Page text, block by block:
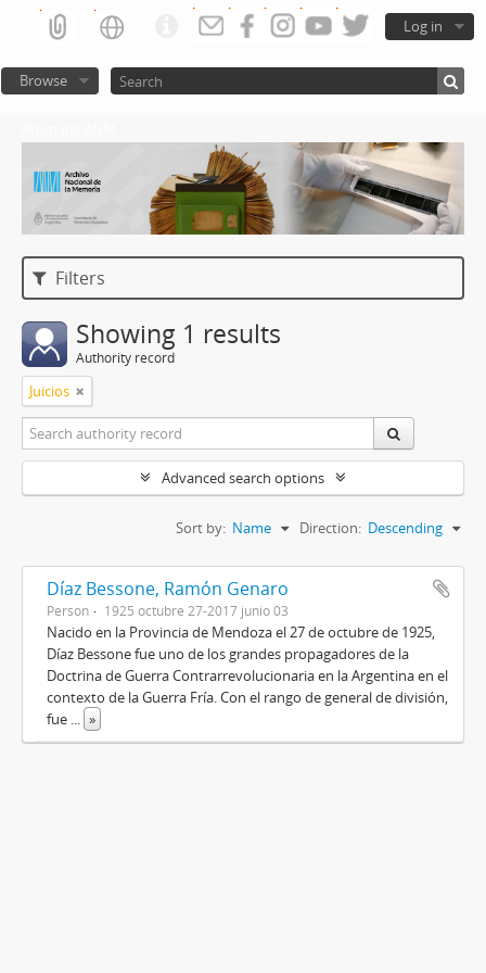
Log in
Browse
Filters
Showing 1 results
Authority record
Juicios
Advanced search options
Sort by: Name Direction: Descending
Díaz Bessone, Ramón Genaro
Person 1925 octubre 27-2017 junio 03
Nacido en la Provincia de Mendoza el 27 de octubre de 1925,
Díaz Bessone fue uno de los grandes propagadores de la
Doctrina de Guerra Contrarrevolucionaria en la Argentina en el
contexto de la Guerra Fría. Con el rango de general de división,
fue ... »